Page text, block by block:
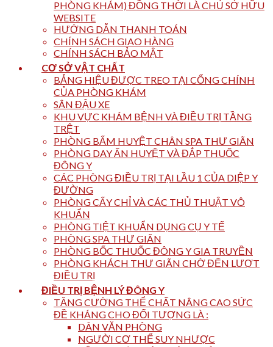
PHÒNG KHÁM) ĐỒNG THỜI LÀ CHỦ SỞ HỮU
WEBSITE
HƯỚNG DẪN THANH TOÁN
CHÍNH SÁCH GIAO HÀNG
CHÍNH SÁCH BẢO MẬT
CƠ SỞ VẬT CHẤT
BẢNG HIỆU ĐƯỢC TREO TẠI CỔNG CHÍNH
CỦA PHÒNG KHÁM
SÂN ĐẬU XE
KHU VỰC KHÁM BỆNH VÀ ĐIỀU TRỊ TẦNG
TRỆT
PHÒNG BẤM HUYỆT CHÂN SPA THƯ GIÃN
PHÒNG DAY ẤN HUYỆT VÀ ĐẮP THUỐC
ĐÔNG Y
CÁC PHÒNG ĐIỀU TRỊ TẠI LẦU 1 CỦA DIỆP Y
ĐƯỜNG
PHÒNG CẤY CHỈ VÀ CÁC THỦ THUẬT VÔ
KHUẨN
PHÒNG TIỆT KHUẨN DỤNG CỤ Y TẾ
PHÒNG SPA THƯ GIÃN
PHÒNG BỐC THUỐC ĐÔNG Y GIA TRUYỀN
PHÒNG KHÁCH THƯ GIÃN CHỜ ĐẾN LƯỢT
ĐIỀU TRỊ
ĐIỀU TRỊ BỆNH LÝ ĐÔNG Y
TĂNG CƯỜNG THỂ CHẤT NÂNG CAO SỨC
ĐỀ KHÁNG CHO ĐỐI TƯỢNG LÀ :
DÂN VĂN PHÒNG
NGƯỜI CƠ THỂ SUY NHƯỢC